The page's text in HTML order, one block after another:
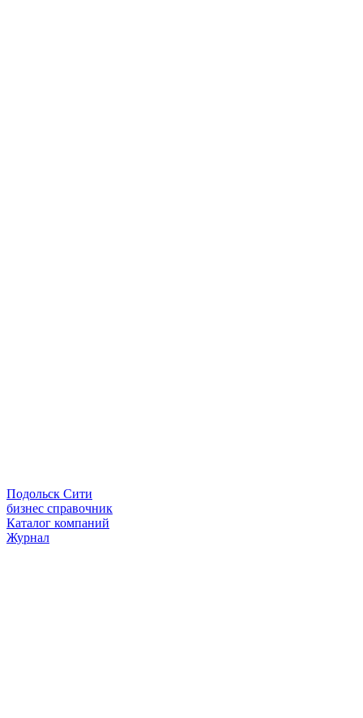
Подольск Сити
бизнес справочник
Каталог компаний
Журнал